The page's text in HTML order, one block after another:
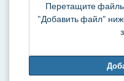
Перетащите
"Добавить файл"